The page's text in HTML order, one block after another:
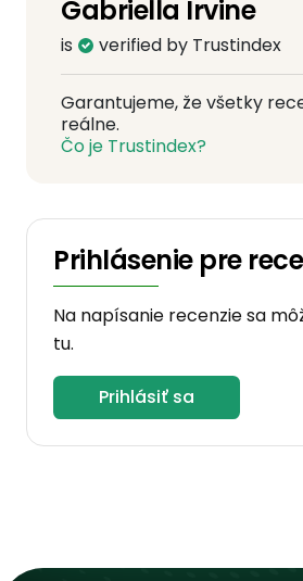
Gabriella Irvine
is verified by Trustindex
Garantujeme, že všetky
reálne.
Čo je Trustindex?
Prihlásenie pre
Na napísanie recenzie sa
tu.
Prihlásiť sa